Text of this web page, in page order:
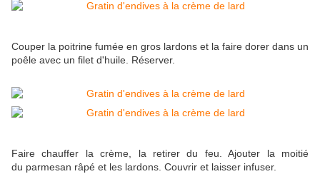
Couper la poitrine fumée en gros lardons et la faire dorer dans un
poêle avec un filet d'huile. Réserver.
Faire chauffer la crème, la retirer du feu. Ajouter la moitié
du parmesan râpé et les lardons. Couvrir et laisser infuser.